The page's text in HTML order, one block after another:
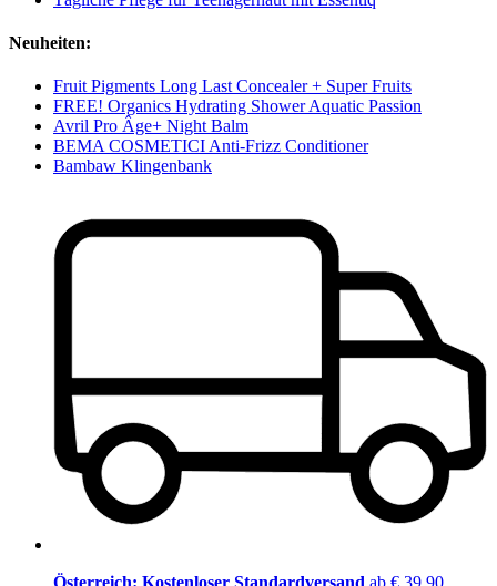
Neuheiten:
Fruit Pigments Long Last Concealer + Super Fruits
FREE! Organics Hydrating Shower Aquatic Passion
Avril Pro Âge+ Night Balm
BEMA COSMETICI Anti-Frizz Conditioner
Bambaw Klingenbank
Österreich: Kostenloser Standardversand ab € 39,90